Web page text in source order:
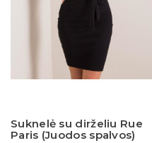
Suknelė su dirželiu Rue
Paris (Juodos spalvos)